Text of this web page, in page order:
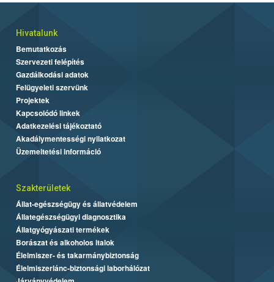
Hivatalunk
Bemutatkozás
Szervezeti felépítés
Gazdálkodási adatok
Felügyeleti szervünk
Projektek
Kapcsolódó linkek
Adatkezelési tájékoztató
Akadálymentességi nyilatkozat
Üzemeltetési információ
Szakterületek
Állat-egészségügy és állatvédelem
Állategészségügyi diagnosztika
Állatgyógyászati termékek
Borászat és alkoholos italok
Élelmiszer- és takarmánybiztonság
Élelmiszerlánc-biztonsági laborhálózat